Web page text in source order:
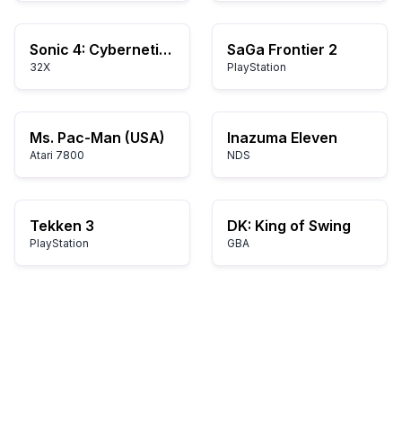
Sonic 4: Cybernetic Outbreak
32X
SaGa Frontier 2
PlayStation
Ms. Pac-Man (USA)
Atari 7800
Inazuma Eleven
NDS
Tekken 3
PlayStation
DK: King of Swing
GBA